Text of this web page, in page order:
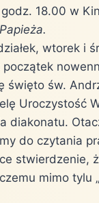
18.00 w
wtorek i
święto św.
Uroczystość
diakonatu.
do czytania
stwierdzenie,
mimo tylu